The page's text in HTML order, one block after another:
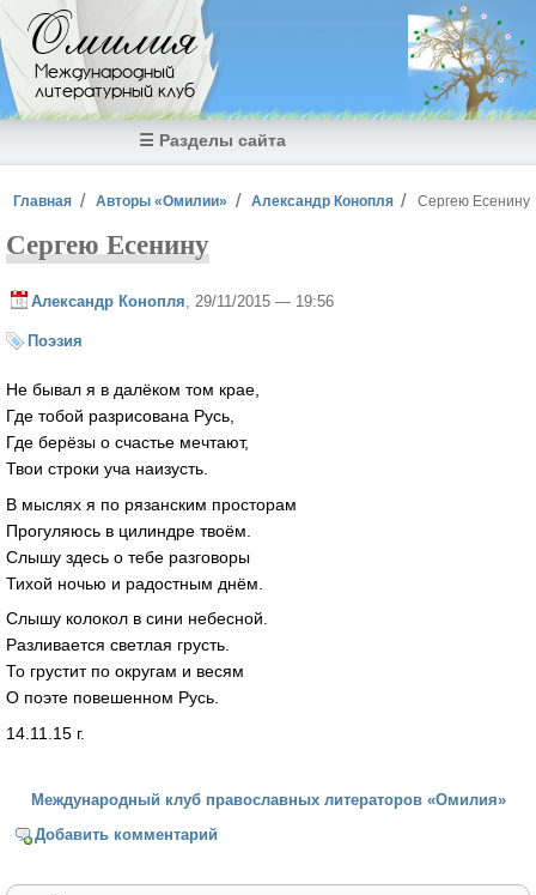
Перейти к основному содержанию
Омилия
Международный
литературный клуб
☰ Разделы сайта
Вы здесь
Главная Авторы «Омилии» Александр Конопля Сергею Есенину
Сергею Есенину
Александр Конопля , 29/11/2015 — 19:56
Поэзия
Не бывал я в далёком том крае,
Где тобой разрисована Русь,
Где берёзы о счастье мечтают,
Твои строки уча наизусть.
В мыслях я по рязанским просторам
Прогуляюсь в цилиндре твоём.
Слышу здесь о тебе разговоры
Тихой ночью и радостным днём.
Слышу колокол в сини небесной.
Разливается светлая грусть.
То грустит по округам и весям
О поэте повешенном Русь.
14.11.15 г.
Международный клуб православных литераторов «Омилия»
Добавить комментарий